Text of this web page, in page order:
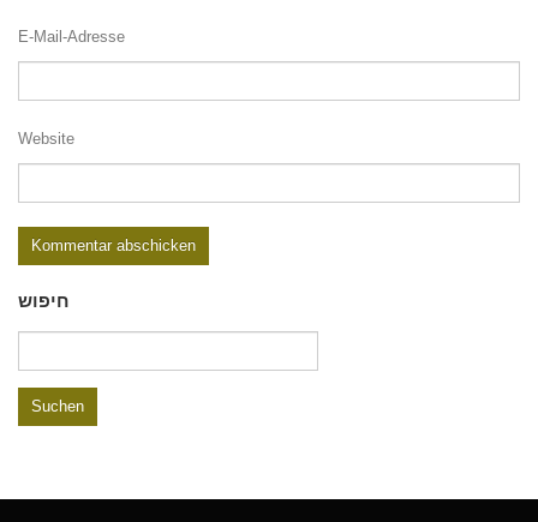
E-Mail-Adresse
Website
חיפוש